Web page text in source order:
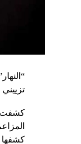
كشفت
كشفها